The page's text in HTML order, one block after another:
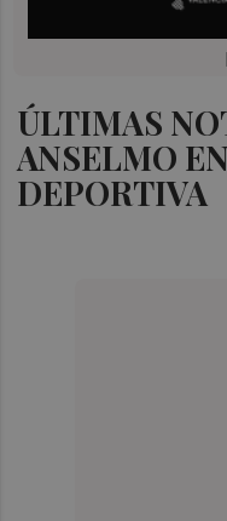
ÚLTIMAS
ANSELMO
DEPORTIVA